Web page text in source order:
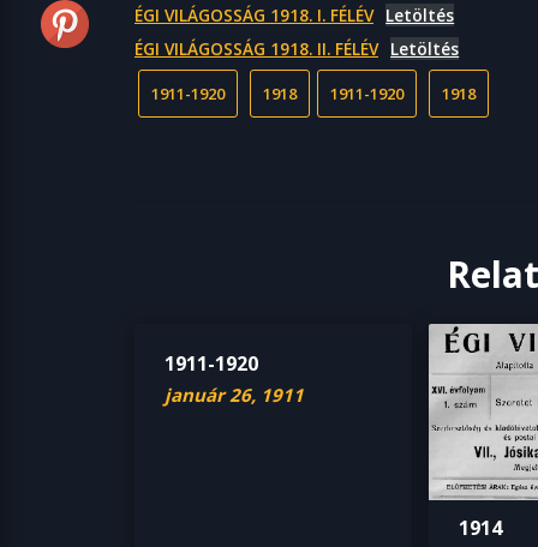
ÉGI VILÁGOSSÁG 1918. I. FÉLÉV Letöltés
ÉGI VILÁGOSSÁG 1918. II. FÉLÉV Letöltés
1911-1920 1918 1911-1920 1918
1911-1920
január 26, 1911
1914